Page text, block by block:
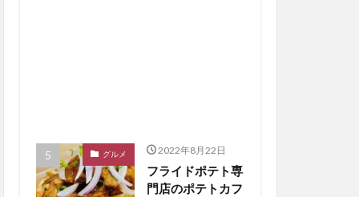
グルメ 2022年8月22日
フライドポテト専
門店のポテトカフ